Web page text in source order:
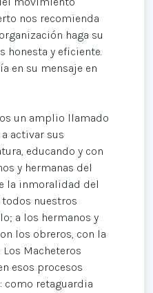
nos recomienda
haga su
honesta y eficiente.
en su mensaje en
un amplio llamado
activar sus
educando y con
y hermanas del
la inmoralidad del
todos nuestros
a los hermanos y
los obreros, con la
Los Macheteros
esos procesos
como retaguardia